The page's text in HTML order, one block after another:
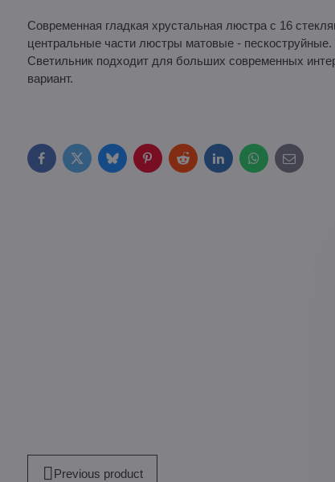
Современная гладкая хрустальная люстра с 16
центральные части люстры матовые -
Светильник подходит для больших современных
вариант.
FacebookTwitterBlueskyPinterestRedditLinkedInWhatsApp
E-
mail
Previous product